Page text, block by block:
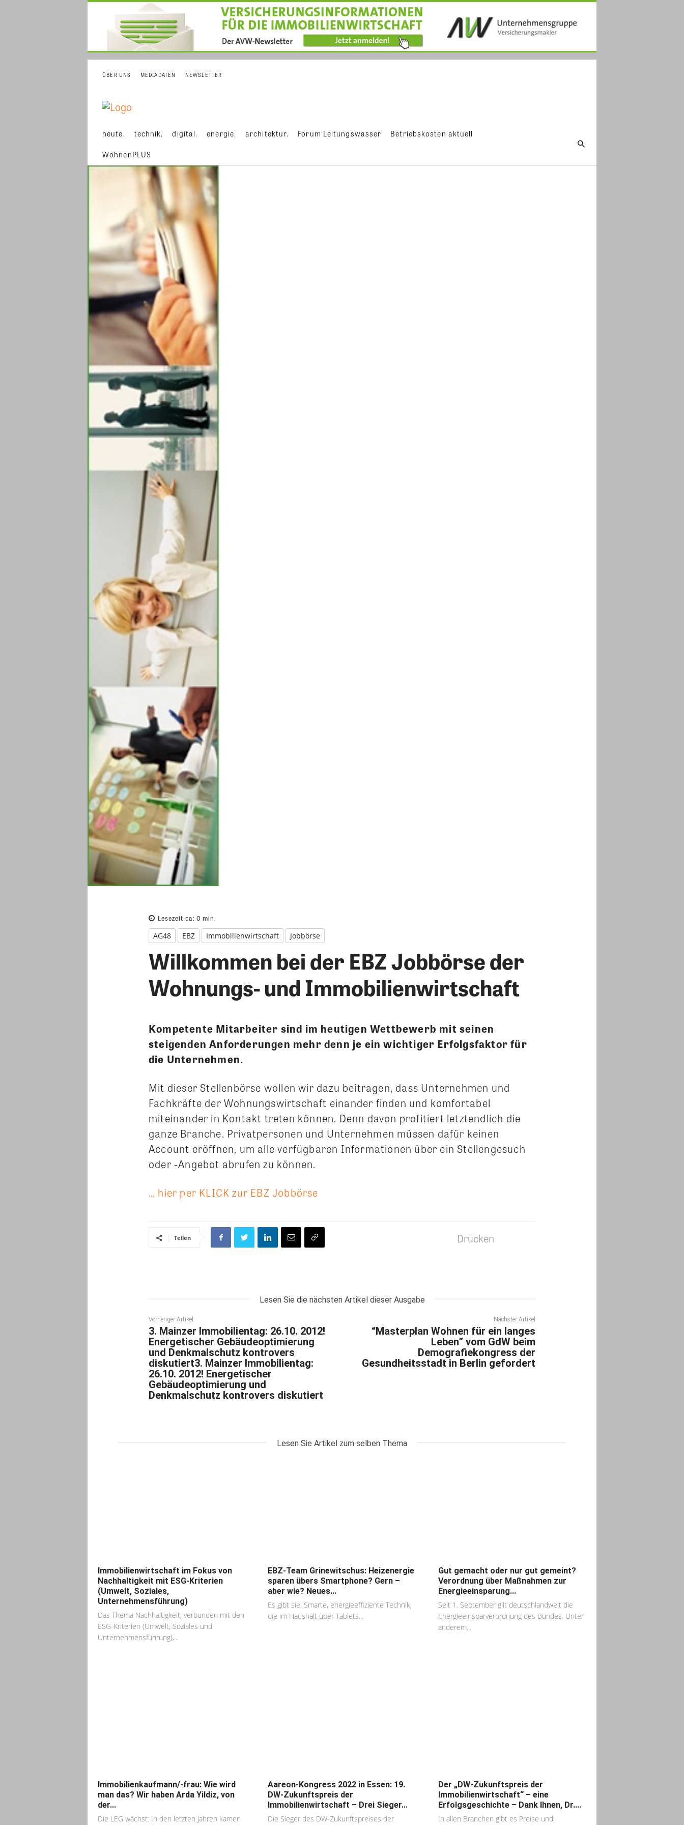
ÜBER UNS MEDIADATEN NEWSLETTER
heute. technik. digital. energie. architektur. Forum Leitungswasser Betriebskosten aktuell
WohnenPLUS
Lesezeit ca: 0 min.
AG48 EBZ Immobilienwirtschaft Jobbörse
Willkommen bei der EBZ Jobbörse der
Wohnungs- und Immobilienwirtschaft
Kompetente Mitarbeiter sind im heutigen Wettbewerb mit seinen
steigenden Anforderungen mehr denn je ein wichtiger Erfolgsfaktor für
die Unternehmen.
Mit dieser Stellenbörse wollen wir dazu beitragen, dass Unternehmen und
Fachkräfte der Wohnungswirtschaft einander finden und komfortabel
miteinander in Kontakt treten können. Denn davon profitiert letztendlich die
ganze Branche. Privatpersonen und Unternehmen müssen dafür keinen
Account eröffnen, um alle verfügbaren Informationen über ein Stellengesuch
oder -Angebot abrufen zu können.
… hier per KLICK zur EBZ Jobbörse
Teilen Drucken
Lesen Sie die nächsten Artikel dieser Ausgabe
Vorheriger Artikel
3. Mainzer Immobilientag: 26.10. 2012!
Energetischer Gebäudeoptimierung
und Denkmalschutz kontrovers
diskutiert3. Mainzer Immobilientag:
26.10. 2012! Energetischer
Gebäudeoptimierung und
Denkmalschutz kontrovers diskutiert
Nächster Artikel
“Masterplan Wohnen für ein langes
Leben” vom GdW beim
Demografiekongress der
Gesundheitsstadt in Berlin gefordert
Lesen Sie Artikel zum selben Thema
Immobilienwirtschaft im Fokus von
Nachhaltigkeit mit ESG-Kriterien
(Umwelt, Soziales,
Unternehmensführung)
Das Thema Nachhaltigkeit, verbunden mit den
ESG-Kriterien (Umwelt, Soziales und
Unternehmensführung),...
EBZ-Team Grinewitschus: Heizenergie
sparen übers Smartphone? Gern –
aber wie? Neues...
Es gibt sie: Smarte, energieeffiziente Technik,
die im Haushalt über Tablets...
Gut gemacht oder nur gut gemeint?
Verordnung über Maßnahmen zur
Energieeinsparung...
Seit 1. September gilt deutschlandweit die
Energieeinsparverordnung des Bundes. Unter
anderem...
Immobilienkaufmann/-frau: Wie wird
man das? Wir haben Arda Yildiz, von
der...
Die LEG wächst: In den letzten Jahren kamen
Aareon-Kongress 2022 in Essen: 19.
DW-Zukunftspreis der
Immobilienwirtschaft – Drei Sieger...
Die Sieger des DW-Zukunftspreises der
Der „DW-Zukunftspreis der
Immobilienwirtschaft“ – eine
Erfolgsgeschichte – Dank Ihnen, Dr....
In allen Branchen gibt es Preise und